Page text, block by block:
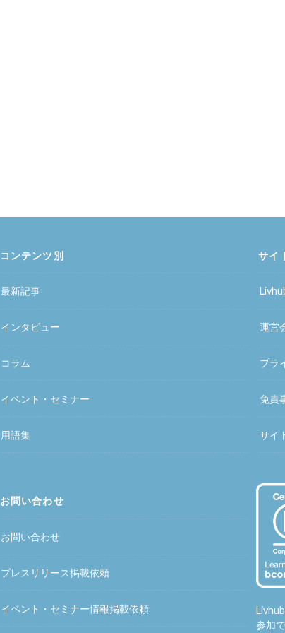
コンテンツ別
最新記事
インタビュー
コラム
イベント・セミナー
用語集
お問い合わせ
お問い合わせ
プレスリリース掲載依頼
イベント・セミナー情報掲載依頼
サイ
運営
プラ
免責
サイ
参加